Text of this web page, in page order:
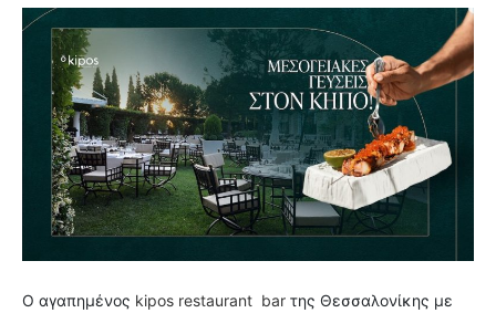
Ο αγαπημένος kipos restaurant bar της Θεσσαλονίκης με